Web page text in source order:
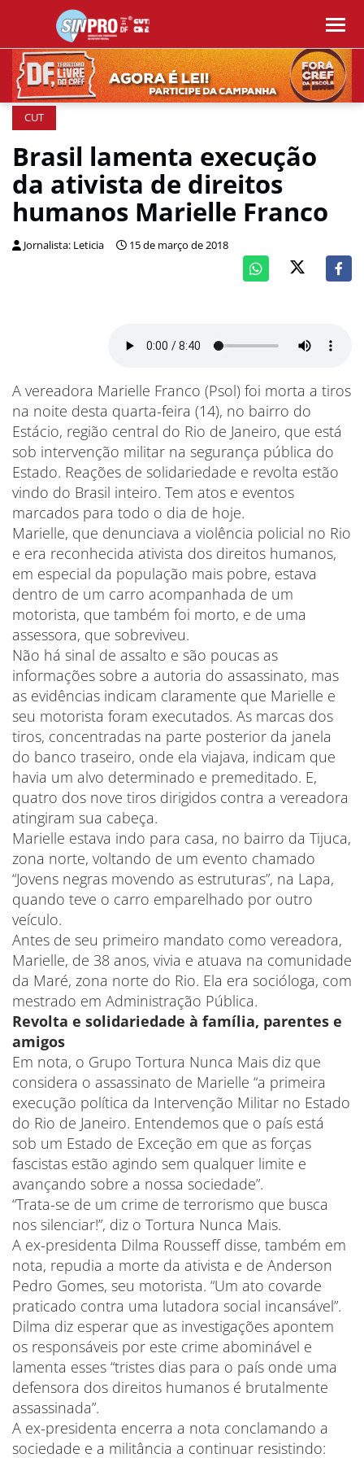
CUT
Brasil lamenta execução
da ativista de direitos
humanos Marielle Franco
Jornalista: Leticia 15 de março de 2018
A vereadora Marielle Franco (Psol) foi morta a tiros
na noite desta quarta-feira (14), no bairro do
Estácio, região central do Rio de Janeiro, que está
sob intervenção militar na segurança pública do
Estado. Reações de solidariedade e revolta estão
vindo do Brasil inteiro. Tem atos e eventos
marcados para todo o dia de hoje.
Marielle, que denunciava a violência policial no Rio
e era reconhecida ativista dos direitos humanos,
em especial da população mais pobre, estava
dentro de um carro acompanhada de um
motorista, que também foi morto, e de uma
assessora, que sobreviveu.
Não há sinal de assalto e são poucas as
informações sobre a autoria do assassinato, mas
as evidências indicam claramente que Marielle e
seu motorista foram executados. As marcas dos
tiros, concentradas na parte posterior da janela
do banco traseiro, onde ela viajava, indicam que
havia um alvo determinado e premeditado. E,
quatro dos nove tiros dirigidos contra a vereadora
atingiram sua cabeça.
Marielle estava indo para casa, no bairro da Tijuca,
zona norte, voltando de um evento chamado
“Jovens negras movendo as estruturas”, na Lapa,
quando teve o carro emparelhado por outro
veículo.
Antes de seu primeiro mandato como vereadora,
Marielle, de 38 anos, vivia e atuava na comunidade
da Maré, zona norte do Rio. Ela era socióloga, com
mestrado em Administração Pública.
Revolta e solidariedade à família, parentes e
amigos
Em nota, o Grupo Tortura Nunca Mais diz que
considera o assassinato de Marielle “a primeira
execução política da Intervenção Militar no Estado
do Rio de Janeiro. Entendemos que o país está
sob um Estado de Exceção em que as forças
fascistas estão agindo sem qualquer limite e
avançando sobre a nossa sociedade”.
“Trata-se de um crime de terrorismo que busca
nos silenciar!”, diz o Tortura Nunca Mais.
A ex-presidenta Dilma Rousseff disse, também em
nota, repudia a morte da ativista e de Anderson
Pedro Gomes, seu motorista. “Um ato covarde
praticado contra uma lutadora social incansável”.
Dilma diz esperar que as investigações apontem
os responsáveis por este crime abominável e
lamenta esses “tristes dias para o país onde uma
defensora dos direitos humanos é brutalmente
assassinada”.
A ex-presidenta encerra a nota conclamando a
sociedade e a militância a continuar resistindo: